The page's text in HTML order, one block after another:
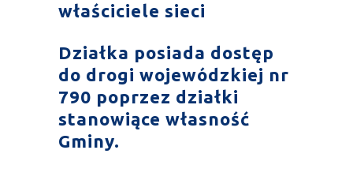
właściciele sieci
Działka posiada dostęp
do drogi wojewódzkiej nr
790 poprzez działki
stanowiące własność
Gminy.